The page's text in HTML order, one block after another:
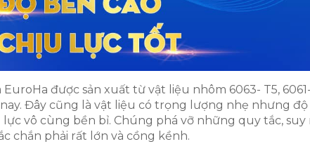
EuroHa được sản xuất từ vật liệu nhôm 6063- T5,
Đây cũng là vật liệu có trọng lượng nhẹ nhưng độ
vô cùng bền bỉ. Chúng phá vỡ những quy tắc,
chắn phải rất lớn và cồng kềnh.